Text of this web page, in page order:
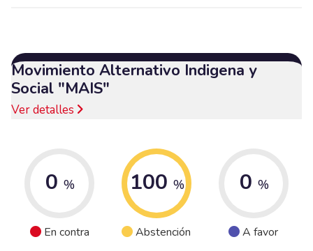
Movimiento Alternativo Indigena y
Social "MAIS"
Ver detalles
0 %
En contra
100 %
Abstención
0 %
A favor